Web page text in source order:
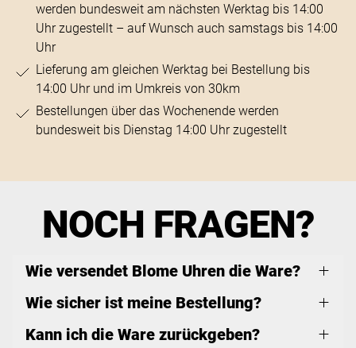
werden bundesweit am nächsten Werktag bis 14:00
Uhr zugestellt – auf Wunsch auch samstags bis 14:00
Uhr
Lieferung am gleichen Werktag bei Bestellung bis
14:00 Uhr und im Umkreis von 30km
Bestellungen über das Wochenende werden
bundesweit bis Dienstag 14:00 Uhr zugestellt
NOCH FRAGEN?
Wie versendet Blome Uhren die Ware?
Wie sicher ist meine Bestellung?
Kann ich die Ware zurückgeben?